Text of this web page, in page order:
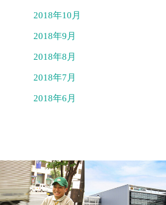
2018年10月
2018年9月
2018年8月
2018年7月
2018年6月